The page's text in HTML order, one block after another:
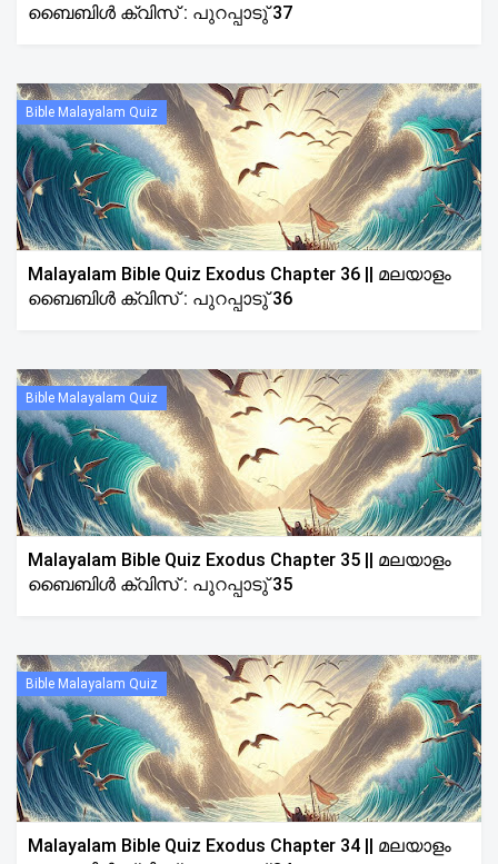
ബൈബിൾ ക്വിസ് : പുറപ്പാടു് 37
Bible Malayalam Quiz
Malayalam Bible Quiz Exodus Chapter 36 || മലയാളം
ബൈബിൾ ക്വിസ് : പുറപ്പാടു് 36
Bible Malayalam Quiz
Malayalam Bible Quiz Exodus Chapter 35 || മലയാളം
ബൈബിൾ ക്വിസ് : പുറപ്പാടു് 35
Bible Malayalam Quiz
Malayalam Bible Quiz Exodus Chapter 34 || മലയാളം